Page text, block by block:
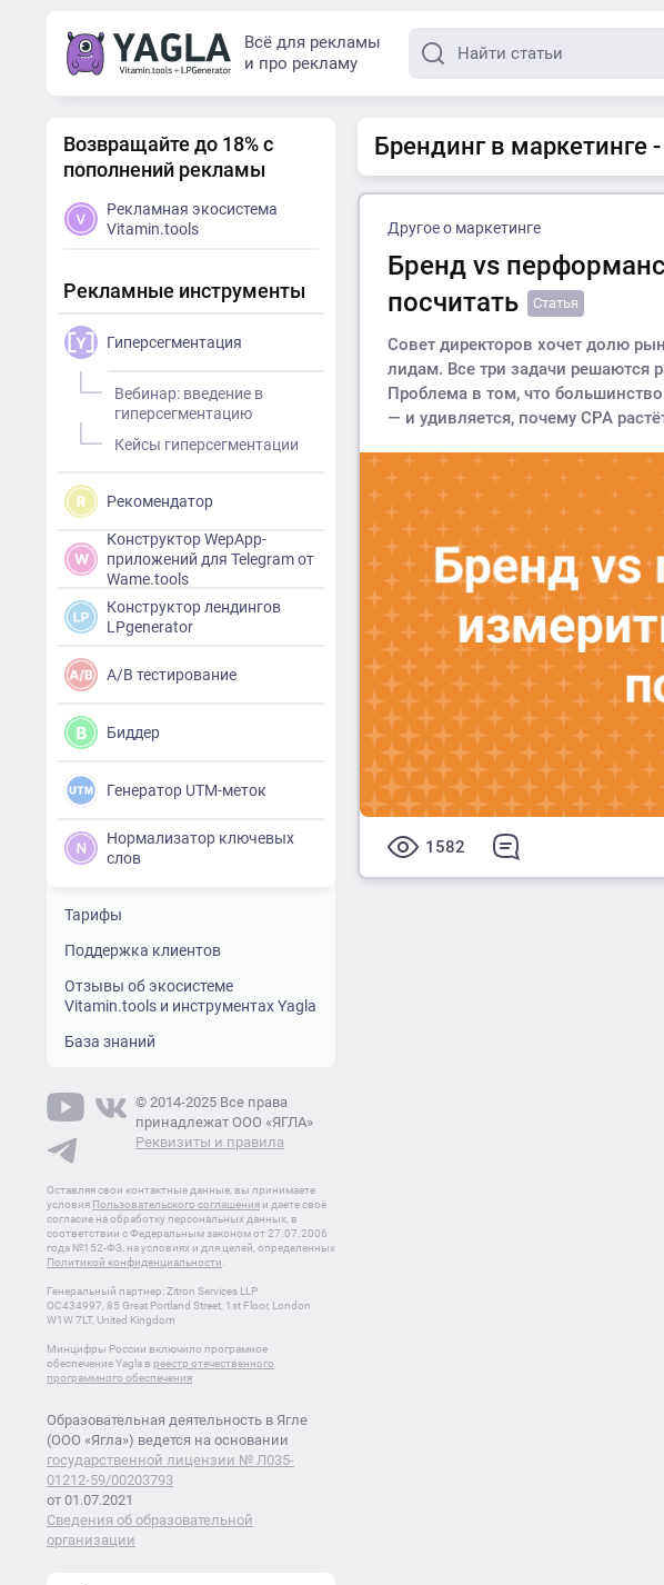
Всё для рекламы
и про рекламу
Брендинг в маркетинге
Другое о маркетинге
Бренд vs
посчитать
Статья
Совет директоров хочет долю
лидам. Все три задачи решаются
Проблема в том, что
— и удивляется, почему CPA
1582
Возвращайте до 18% с
пополнений рекламы
Рекламная экосистема
Vitamin.tools
Рекламные инструменты
Гиперсегментация
Вебинар: введение в
гиперсегментацию
Кейсы гиперсегментации
Рекомендатор
Конструктор WepApp-
приложений для Telegram от
Wame.tools
Конструктор лендингов
LPgenerator
A/B тестирование
Биддер
Генератор UTM-меток
Нормализатор ключевых
слов
Тарифы
Поддержка клиентов
Отзывы об экосистеме
Vitamin.tools и инструментах Yagla
База знаний
© 2014-2025 Все права
принадлежат ООО «ЯГЛА»
Реквизиты и правила
Оставляя свои контактные данные, вы принимаете
условия Пользовательского соглашения и даете своё
согласие на обработку персональных данных, в
соответствии с Федеральным законом от 27.07.2006
года №152-ФЗ, на условиях и для целей, определенных
Политикой конфиденциальности
Генеральный партнер: Zitron Services LLP
OC434997, 85 Great Portland Street, 1st Floor, London
W1W 7LT, United Kingdom
Минцифры России включило програмное
обеспечение Yagla в реестр отечественного
программного обеспечения
Образовательная деятельность в Ягле
(ООО «Ягла») ведется на основании
государственной лицензии № Л035-
01212-59/00203793
от 01.07.2021
Сведения об образовательной
организации